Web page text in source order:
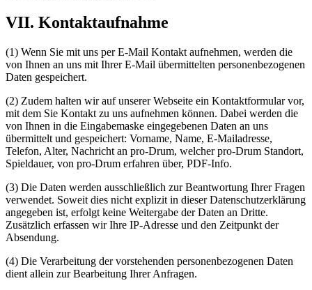
VII. Kontaktaufnahme
(1) Wenn Sie mit uns per E-Mail Kontakt aufnehmen, werden die
von Ihnen an uns mit Ihrer E-Mail übermittelten personenbezogenen
Daten gespeichert.
(2) Zudem halten wir auf unserer Webseite ein Kontaktformular vor,
mit dem Sie Kontakt zu uns aufnehmen können. Dabei werden die
von Ihnen in die Eingabemaske eingegebenen Daten an uns
übermittelt und gespeichert: Vorname, Name, E-Mailadresse,
Telefon, Alter, Nachricht an pro-Drum, welcher pro-Drum Standort,
Spieldauer, von pro-Drum erfahren über, PDF-Info.
(3) Die Daten werden ausschließlich zur Beantwortung Ihrer Fragen
verwendet. Soweit dies nicht explizit in dieser Datenschutzerklärung
angegeben ist, erfolgt keine Weitergabe der Daten an Dritte.
Zusätzlich erfassen wir Ihre IP-Adresse und den Zeitpunkt der
Absendung.
(4) Die Verarbeitung der vorstehenden personenbezogenen Daten
dient allein zur Bearbeitung Ihrer Anfragen.